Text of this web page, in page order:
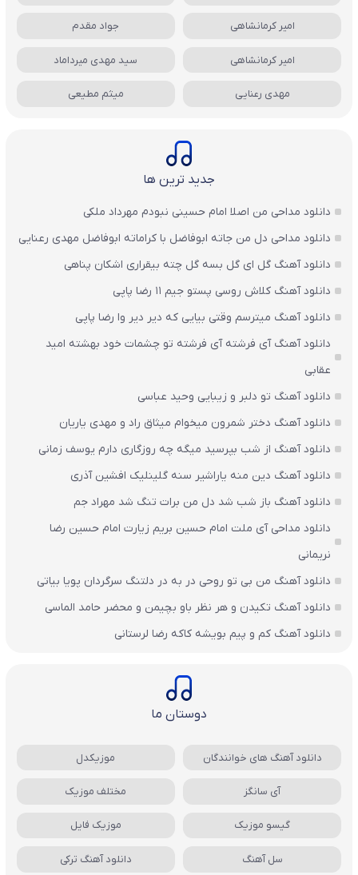
امیر کرمانشاهی جواد مقدم
امیر کرمانشاهی سید مهدی میرداماد
مهدی رعنایی میثم مطیعی
جدید ترین ها
دانلود مداحی من اصلا امام حسینی نبودم مهرداد ملکی
دانلود مداحی دل من جاته ابوفاضل با کراماته ابوفاضل مهدی رعنایی
دانلود آهنگ گل ای گل بسه گل چته بیقراری اشکان پناهی
دانلود آهنگ کلاش روسی پستو جیم ۱۱ رضا پاپی
دانلود آهنگ میترسم وقتی بیایی که دیر دیر وا رضا پاپی
دانلود آهنگ آی فرشته آی فرشته تو چشمات خود بهشته امید
عقابی
دانلود آهنگ تو دلبر و زیبایی وحید عباسی
دانلود آهنگ دختر شمرون میخوام میثاق راد و مهدی یاریان
دانلود آهنگ از شب بپرسید میگه چه روزگاری دارم یوسف زمانی
دانلود آهنگ دین منه یاراشیر سنه گلینلیک افشین آذری
دانلود آهنگ باز شب شد دل من برات تنگ شد مهراد جم
دانلود مداحی آی ملت امام حسین بریم زیارت امام حسین رضا
نریمانی
دانلود آهنگ من بی تو روحی در به در دلتنگ سرگردان پویا بیاتی
دانلود آهنگ تکیدن و هر نظر باو بچیمن و محضر حامد الماسی
دانلود آهنگ کم و پیم بویشه کاکه رضا لرستانی
دوستان ما
دانلود آهنگ های خوانندگان موزیکدل
آی سانگز مختلف موزیک
گیسو موزیک موزیک فایل
سل آهنگ دانلود آهنگ ترکی